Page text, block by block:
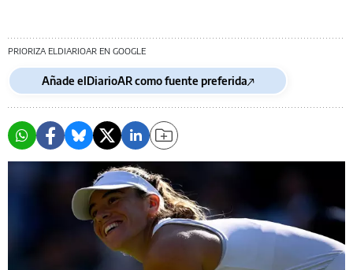
PRIORIZA ELDIARIOAR EN GOOGLE
Añade elDiarioAR como fuente preferida